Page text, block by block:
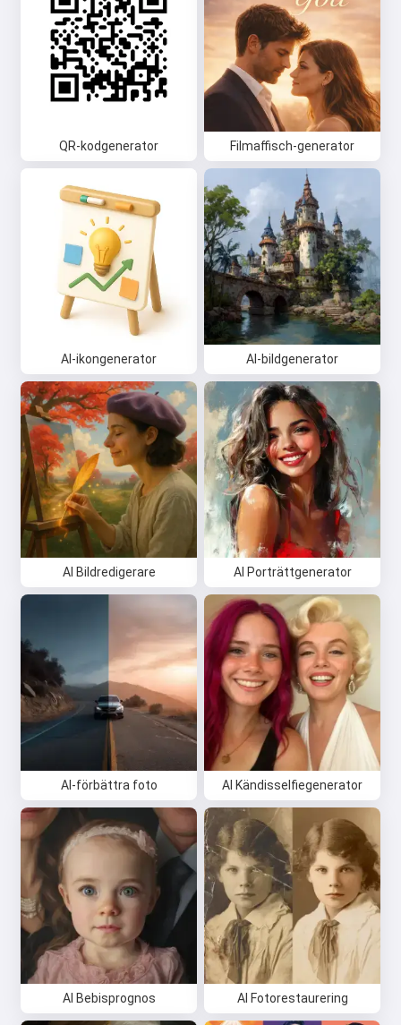
QR-kodgenerator Filmaffisch-generator
AI-ikongenerator AI-bildgenerator
AI Bildredigerare AI Porträttgenerator
AI-förbättra foto AI Kändisselfiegenerator
AI Bebisprognos AI Fotorestaurering